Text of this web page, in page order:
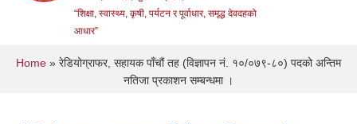
“शिक्षा, स्वास्थ्य, कृषी, पर्यटन र पूर्वाधार, समृद्ध देवदहको
आधार”
You are here
Home » रेडियोग्राफर, सहायक पाँचौं तह (विज्ञापन नं. १०/०७९-८०) पदको अन्तिम
नतिजा प्रकाशन सम्बन्धमा ।